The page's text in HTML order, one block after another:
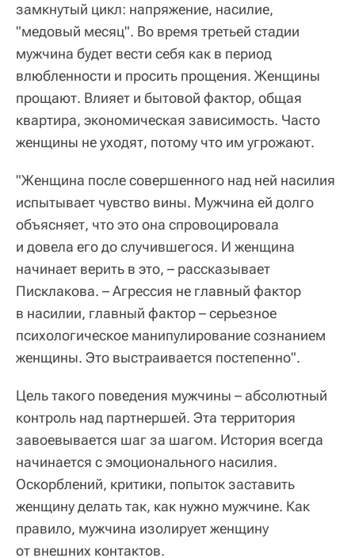
замкнутый цикл: напряжение, насилие,
"медовый месяц". Во время третьей стадии
мужчина будет вести себя как в период
влюбленности и просить прощения. Женщины
прощают. Влияет и бытовой фактор, общая
квартира, экономическая зависимость. Часто
женщины не уходят, потому что им угрожают.
"Женщина после совершенного над ней насилия
испытывает чувство вины. Мужчина ей долго
объясняет, что это она спровоцировала
и довела его до случившегося. И женщина
начинает верить в это, – рассказывает
Писклакова. – Агрессия не главный фактор
в насилии, главный фактор – серьезное
психологическое манипулирование сознанием
женщины. Это выстраивается постепенно".
Цель такого поведения мужчины – абсолютный
контроль над партнершей. Эта территория
завоевывается шаг за шагом. История всегда
начинается с эмоционального насилия.
Оскорблений, критики, попыток заставить
женщину делать так, как нужно мужчине. Как
правило, мужчина изолирует женщину
от внешних контактов.